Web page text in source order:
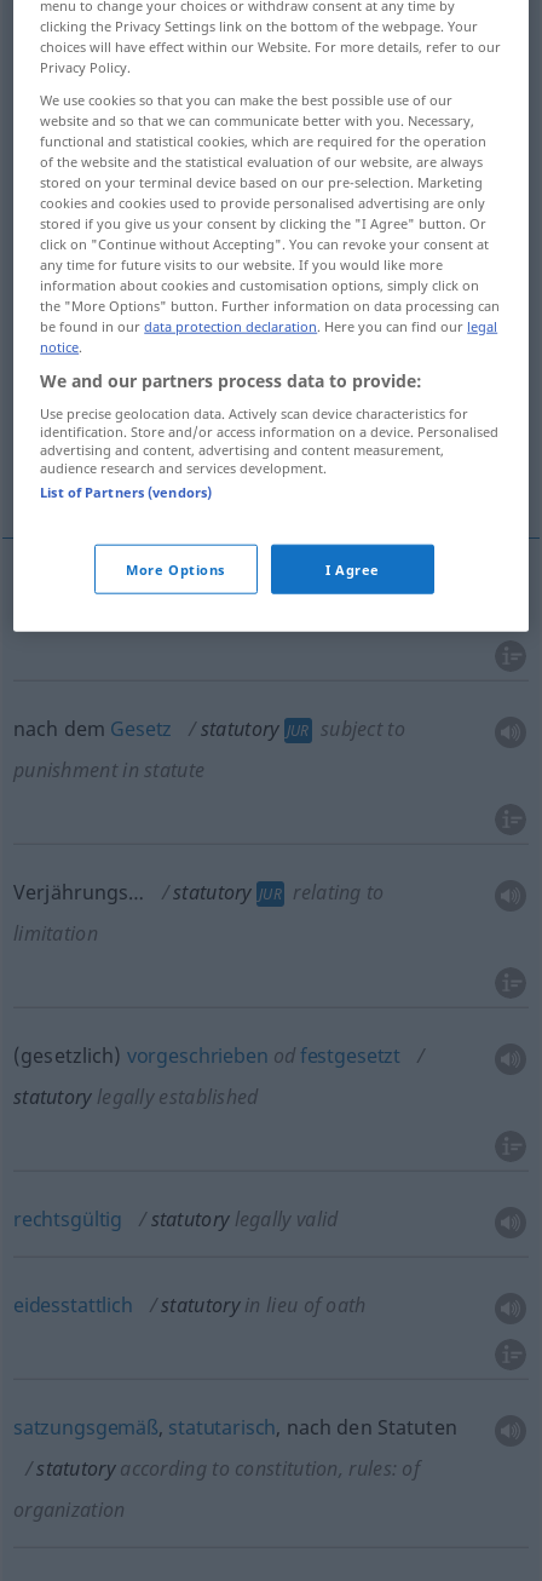
Overview of all translations
(For more details, click/tap on the translation)
gesetzlich nach dem Gesetz
Verjährungs…
gesetzlich vorgeschrieben rechtsgültig
eidesstattlich
satzungsgemäß, statutarisch, nach den
Statuten
Gesetzes…
nach dem Gesetz statutory JUR
subject to
punishment in statute
Verjährungs… statutory JUR relating to
limitation
(gesetzlich) vorgeschrieben odfestgesetzt
statutory legally established
rechtsgültig statutory legally valid
eidesstattlich statutory in lieu of oath
satzungsgemäß, statutarisch, nach den Statuten
statutory according to constitution, rules: of
organization
menu to change your choices or withdraw consent at any time by
clicking the Privacy Settings link on the bottom of the webpage. Your
choices will have effect within our Website. For more details, refer to our
Privacy Policy.
We use cookies so that you can make the best possible use of our
website and so that we can communicate better with you. Necessary,
functional and statistical cookies, which are required for the operation
of the website and the statistical evaluation of our website, are always
stored on your terminal device based on our pre-selection. Marketing
cookies and cookies used to provide personalised advertising are only
stored if you give us your consent by clicking the "I Agree" button. Or
click on "Continue without Accepting". You can revoke your consent at
any time for future visits to our website. If you would like more
information about cookies and customisation options, simply click on
the "More Options" button. Further information on data processing can
be found in ourdata protection declaration. Here you can find our legal
notice.
We and our partners process data to provide:
Use precise geolocation data. Actively scan device characteristics for
identification. Store and/or access information on a device. Personalised
advertising and content, advertising and content measurement,
audience research and services development.
List of Partners (vendors)
More Options I Agree